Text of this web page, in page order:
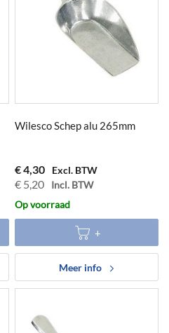
Wilesco Schep alu 265mm
€ 5,20
€ 4,30
Meer info
Op voorraad